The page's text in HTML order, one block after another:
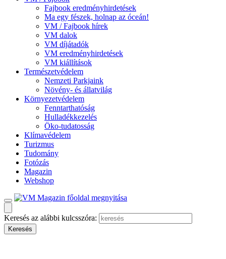
Fajbook eredményhirdetések
Ma egy fészek, holnap az óceán!
VM / Fajbook hírek
VM dalok
VM díjátadók
VM eredményhirdetések
VM kiállítások
Természetvédelem
Nemzeti Parkjaink
Növény- és állatvilág
Környezetvédelem
Fenntarthatóság
Hulladékkezelés
Öko-tudatosság
Klímavédelem
Turizmus
Tudomány
Fotózás
Magazin
Webshop
Keresés az alábbi kulcsszóra: